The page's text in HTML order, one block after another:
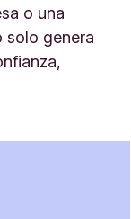
o una
solo genera